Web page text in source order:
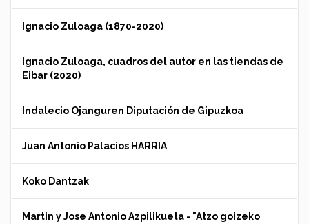
Ignacio Zuloaga (1870-2020)
Ignacio Zuloaga, cuadros del autor en las tiendas de
Eibar (2020)
Indalecio Ojanguren Diputación de Gipuzkoa
Juan Antonio Palacios HARRIA
Koko Dantzak
Martin y Jose Antonio Azpilikueta - "Atzo goizeko